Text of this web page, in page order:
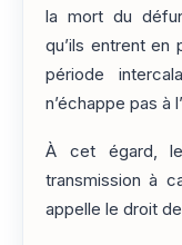
la mort du
qu’ils entrent en
période
n’échappe pas à
À cet égard,
transmission à
appelle le droit